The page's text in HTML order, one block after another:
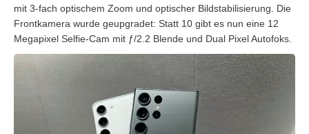
mit 3-fach optischem Zoom und optischer Bildstabilisierung. Die
Frontkamera wurde geupgradet: Statt 10 gibt es nun eine 12
Megapixel Selfie-Cam mit ƒ/2.2 Blende und Dual Pixel Autofoks.